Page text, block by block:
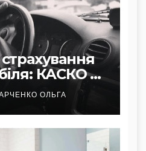
КАСКО vs
ОЛЬГА